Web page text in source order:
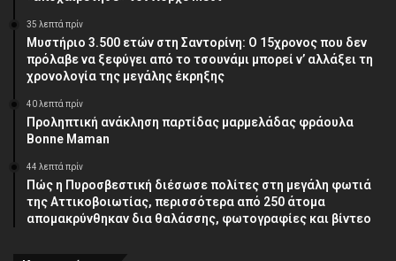
35 λεπτά πρίν
Μυστήριο 3.500 ετών στη Σαντορίνη: Ο 15χρονος που δεν
πρόλαβε να ξεφύγει από το τσουνάμι μπορεί ν’ αλλάξει τη
χρονολογία της μεγάλης έκρηξης
40 λεπτά πρίν
Προληπτική ανάκληση παρτίδας μαρμελάδας φράουλα
Bonne Maman
44 λεπτά πρίν
Πώς η Πυροσβεστική διέσωσε πολίτες στη μεγάλη φωτιά
της Αττικοβοιωτίας, περισσότερα από 250 άτομα
απομακρύνθηκαν δια θαλάσσης, φωτογραφίες και βίντεο